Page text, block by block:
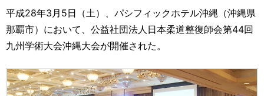
運営元 お問い合わせ
平成28年3月5日（土）、パシフィックホテル沖縄（沖縄県
那覇市）において、公益社団法人日本柔道整復師会第44回
九州学術大会沖縄大会が開催された。